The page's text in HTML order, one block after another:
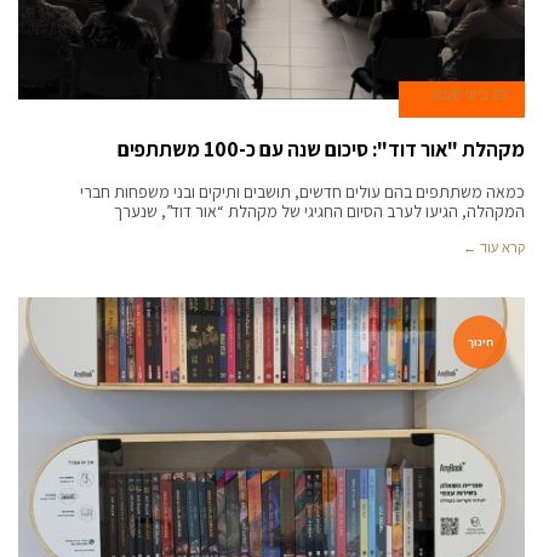
29 ביוני 2026
מקהלת "אור דוד": סיכום שנה עם כ-100 משתתפים
כמאה משתתפים בהם עולים חדשים, תושבים ותיקים ובני משפחות חברי
המקהלה, הגיעו לערב הסיום החגיגי של מקהלת “אור דוד”, שנערך
קרא עוד ←
חינוך